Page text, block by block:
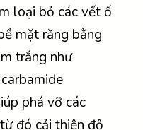
loại bỏ các vết ố
mặt răng bằng
trắng như
phá vỡ các
đó cải thiện độ